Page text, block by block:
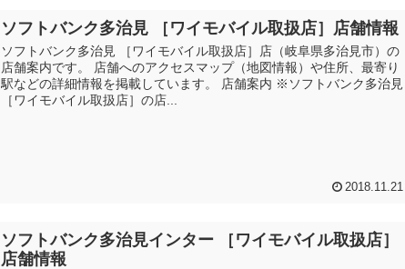
ソフトバンク多治見 ［ワイモバイル取扱店］店舗情報
ソフトバンク多治見 ［ワイモバイル取扱店］店（岐阜県多治見市）の
店舗案内です。 店舗へのアクセスマップ（地図情報）や住所、最寄り
駅などの詳細情報を掲載しています。 店舗案内 ※ソフトバンク多治見
［ワイモバイル取扱店］の店...
2018.11.21
ソフトバンク多治見インター ［ワイモバイル取扱店］
店舗情報